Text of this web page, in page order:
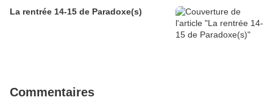
La rentrée 14-15 de Paradoxe(s)
Commentaires